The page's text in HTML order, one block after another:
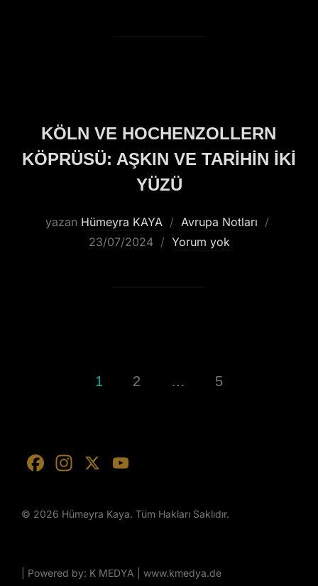
KÖLN VE HOCHENZOLLERN
KÖPRÜSÜ: AŞKIN VE TARIHIN İKI
YÜZÜ
yazan Hümeyra KAYA
Avrupa Notları
23/07/2024
Yorum yok
1 2 5
F
c
o
In
a
m
X
u
b
© 2026 Hümeyra Kaya. Tüm Hakları Saklıdır.
| Powered by: K MEDYA | www.kmedya.de